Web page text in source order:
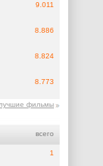
9.011
8.886
8.824
8.773
лучшие фильмы
всего
1